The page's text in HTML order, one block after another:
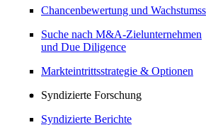
Chancenbewertung und
Suche nach M&A-Zielunternehmen
und Due Diligence
Markteintrittsstrategie & Optionen
Syndizierte Forschung
Syndizierte Berichte